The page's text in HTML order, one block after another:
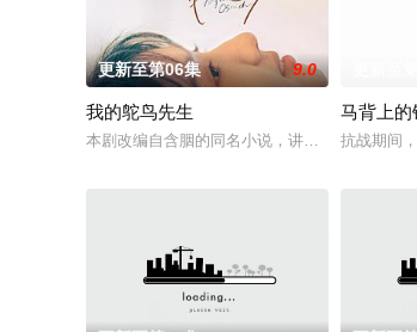
更新至第06集 9.0
我的鸵鸟先生
本剧改编自含胭的同名小说，讲述了邻家女孩
马背上的
抗战期间